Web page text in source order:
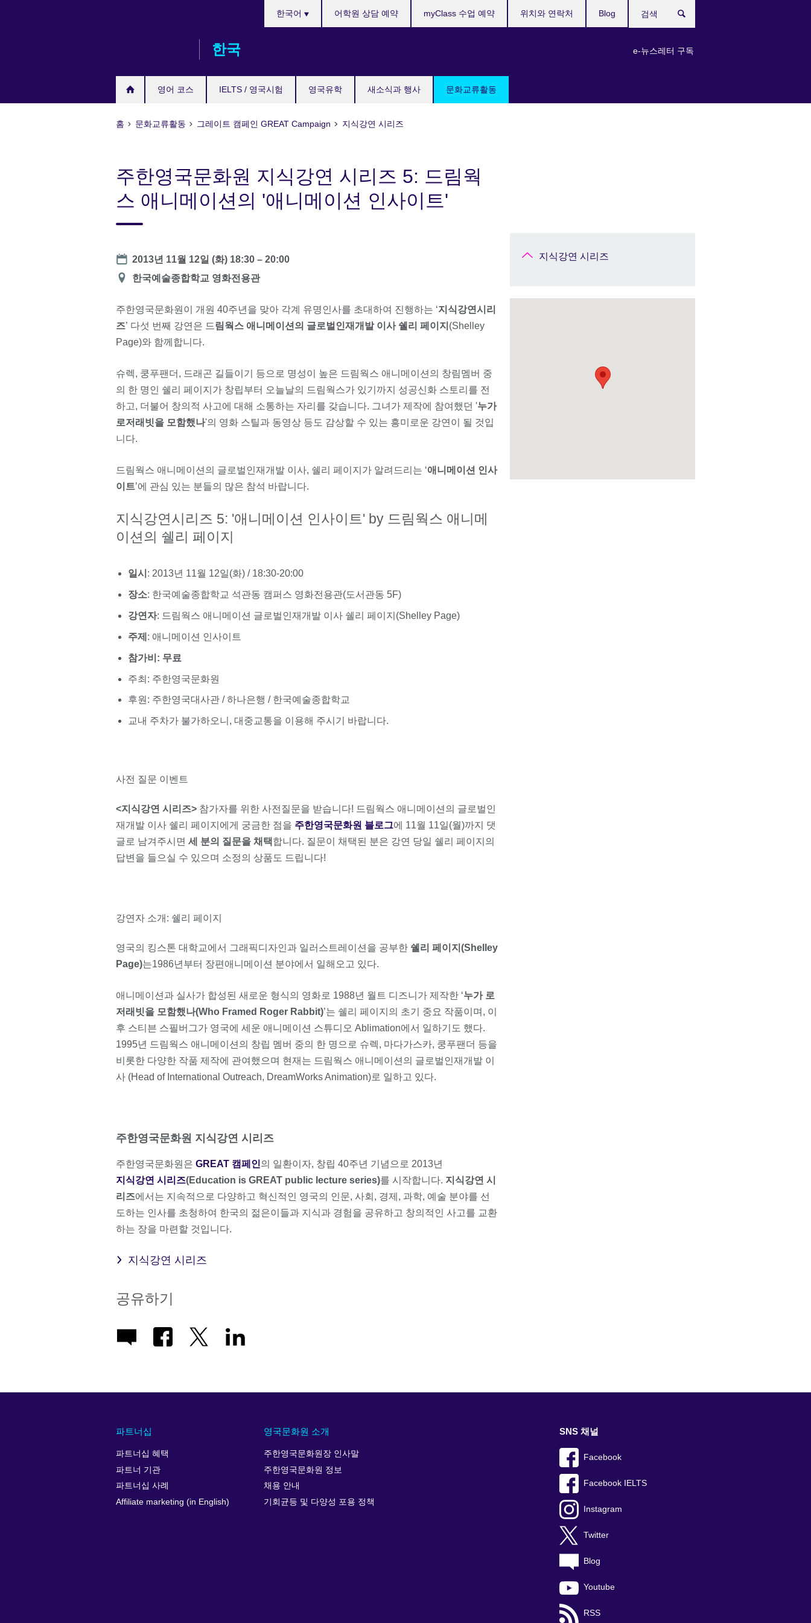
한국
영어 코스 IELTS / 영국시험 영국유학 새소식과 행사 문화교류활동
Languages
한국어
e-뉴스레터 구독
어학원 상담 예약 myClass 수업 예약 위치와 연락처 Blog
색
홈 문화교류활동 그레이트 캠페인 GREAT Campaign 지식강연 시리즈
주한영국문화원 지식강연 시리즈 5: 드림웍
스 애니메이션의 '애니메이션 인사이트'
Date
2013년 11월 12일 (화) 18:30 –20:00
장
한국예술종합학교 영화전용관
주한영국문화원이 개원 40주년을 맞아 각계 유명인사를 초대하여 진행하는 ‘지식강연시리
즈’ 다섯 번째 강연은 드림웍스 애니메이션의 글로벌인재개발 이사 쉘리 페이지 (Shelley
Page)와 함께합니다.
슈렉, 쿵푸팬더, 드래곤 길들이기 등으로 명성이 높은 드림웍스 애니메이션의 창림멤버 중
의 한 명인 쉘리 페이지가 창립부터 오늘날의 드림웍스가 있기까지 성공신화 스토리를 전
하고, 더불어 창의적 사고에 대해 소통하는 자리를 갖습니다. 그녀가 제작에 참여했던 '누가
로저래빗을 모함했나'의 영화 스틸과 동영상 등도 감상할 수 있는 흥미로운 강연이 될 것입
니다.
드림웍스 애니메이션의 글로벌인재개발 이사, 쉘리 페이지가 알려드리는 ‘애니메이션 인사
이트’에 관심 있는 분들의 많은 참석 바랍니다.
지식강연시리즈 5: '애니메이션 인사이트' by 드림웍스 애니메
이션의 쉘리 페이지
일시 : 2013년 11월 12일(화) / 18:30-20:00
장소: 한국예술종합학교 석관동 캠퍼스 영화전용관(도서관동 5F)
강연자: 드림웍스 애니메이션 글로벌인재개발 이사 쉘리 페이지(Shelley Page)
주제 : 애니메이션 인사이트
참가비 : 무료
주최: 주한영국문화원
후원: 주한영국대사관 / 하나은행 / 한국예술종합학교
교내 주차가 불가하오니, 대중교통을 이용해 주시기 바랍니다.
사전 질문 이벤트
<지식강연 시리즈> 참가자를 위한 사전질문을 받습니다! 드림웍스 애니메이션의 글로벌인
재개발 이사 쉘리 페이지에게 궁금한 점을 주한영국문화원 블로그에 11월 11일(월)까지 댓
글로 남겨주시면 세 분의 질문을 채택합니다. 질문이 채택된 분은 강연 당일 쉘리 페이지의
답변을 들으실 수 있으며 소정의 상품도 드립니다!
강연자 소개: 쉘리 페이지
영국의 킹스톤 대학교에서 그래픽디자인과 일러스트레이션을 공부한 쉘리 페이지(Shelley
Page)는1986년부터 장편애니메이션 분야에서 일해오고 있다.
애니메이션과 실사가 합성된 새로운 형식의 영화로 1988년 월트 디즈니가 제작한 ‘누가 로
저래빗을 모함했나(Who Framed Roger Rabbit)’는 쉘리 페이지의 초기 중요 작품이며, 이
후 스티븐 스필버그가 영국에 세운 애니메이션 스튜디오 Ablimation에서 일하기도 했다.
1995년 드림웍스 애니메이션의 창립 멤버 중의 한 명으로 슈렉, 마다가스카, 쿵푸팬더 등을
비롯한 다양한 작품 제작에 관여했으며 현재는 드림웍스 애니메이션의 글로벌인재개발 이
사 (Head of International Outreach, DreamWorks Animation)로 일하고 있다.
주한영국문화원 지식강연 시리즈
주한영국문화원은 GREAT 캠페인의 일환이자, 창립 40주년 기념으로 2013년
지식강연 시리즈(Education is GREAT public lecture series)를 시작합니다. 지식강연 시
리즈에서는 지속적으로 다양하고 혁신적인 영국의 인문, 사회, 경제, 과학, 예술 분야를 선
도하는 인사를 초청하여 한국의 젊은이들과 지식과 경험을 공유하고 창의적인 사고를 교환
하는 장을 마련할 것입니다.
지식강연 시리즈
공유하기
지식강연 시리즈
파트너십
파트너십 혜택
파트너 기관
파트너십 사례
Affiliate marketing (in English)
영국문화원 소개
주한영국문화원장 인사말
주한영국문화원 정보
채용 안내
기회균등 및 다양성 포용 정책
SNS 채널
Facebook
Facebook IELTS
Instagram
Twitter
Blog
Youtube
RSS